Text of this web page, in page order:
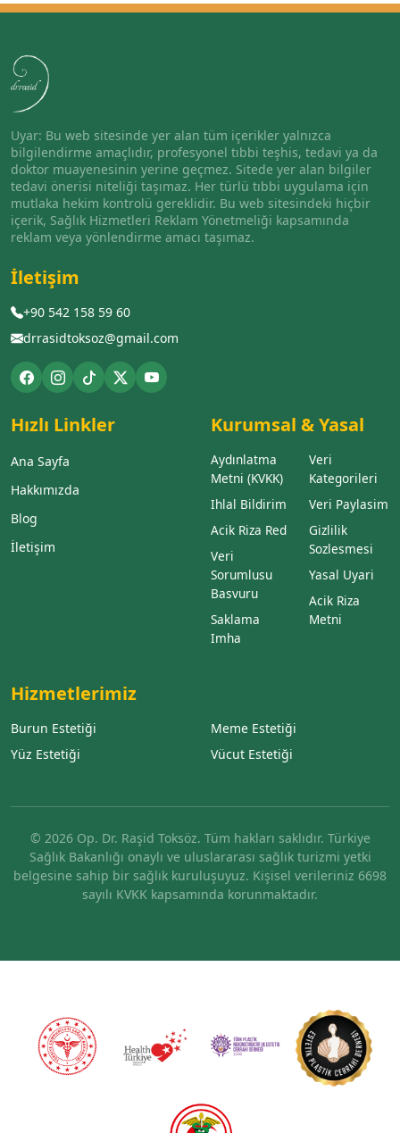
Uyar: Bu web sitesinde yer alan tüm içerikler yalnızca
bilgilendirme amaçlıdır, profesyonel tıbbi teşhis, tedavi ya da
doktor muayenesinin yerine geçmez. Sitede yer alan bilgiler
tedavi önerisi niteliği taşımaz. Her türlü tıbbi uygulama için
mutlaka hekim kontrolü gereklidir. Bu web sitesindeki hiçbir
içerik, Sağlık Hizmetleri Reklam Yönetmeliği kapsamında
reklam veya yönlendirme amacı taşımaz.
İletişim
+90 542 158 59 60
drrasidtoksoz@gmail.com
Hızlı Linkler
Ana Sayfa
Hakkımızda
Blog
İletişim
Kurumsal & Yasal
Aydınlatma
Metni (KVKK)
Ihlal Bildirim
Acik Riza Red
Veri
Sorumlusu
Basvuru
Saklama
Imha
Veri
Kategorileri
Veri Paylasim
Gizlilik
Sozlesmesi
Yasal Uyari
Acik Riza
Metni
Hizmetlerimiz
Burun Estetiği
Meme Estetiği
Yüz Estetiği
Vücut Estetiği
© 2026 Op. Dr. Raşid Toksöz. Tüm hakları saklıdır. Türkiye
Sağlık Bakanlığı onaylı ve uluslararası sağlık turizmi yetki
belgesine sahip bir sağlık kuruluşuyuz. Kişisel verileriniz 6698
sayılı KVKK kapsamında korunmaktadır.